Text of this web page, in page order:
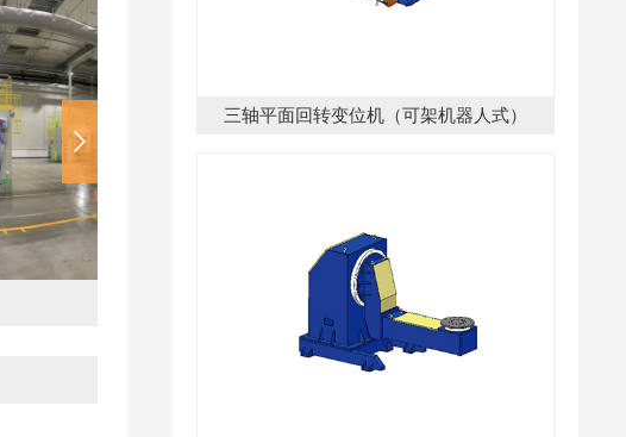
汽车零部件
三轴平面回转变位机（可架机器人式）